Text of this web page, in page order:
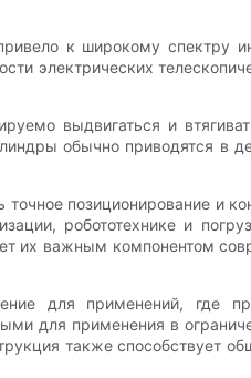
к широкому спектру
электрических
выдвигаться и
обычно приводятся в
позиционирование и
робототехнике и
их важным компонентом
для применений, где
для применения в
также способствует